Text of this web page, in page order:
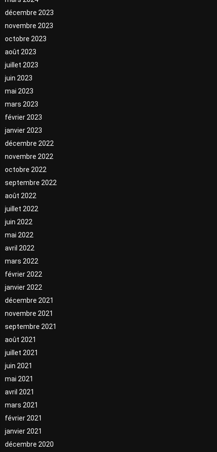
décembre 2023
novembre 2023
octobre 2023
août 2023
juillet 2023
juin 2023
mai 2023
mars 2023
février 2023
janvier 2023
décembre 2022
novembre 2022
octobre 2022
septembre 2022
août 2022
juillet 2022
juin 2022
mai 2022
avril 2022
mars 2022
février 2022
janvier 2022
décembre 2021
novembre 2021
septembre 2021
août 2021
juillet 2021
juin 2021
mai 2021
avril 2021
mars 2021
février 2021
janvier 2021
décembre 2020